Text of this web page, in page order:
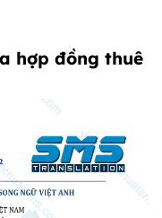
hợp đồng thuê